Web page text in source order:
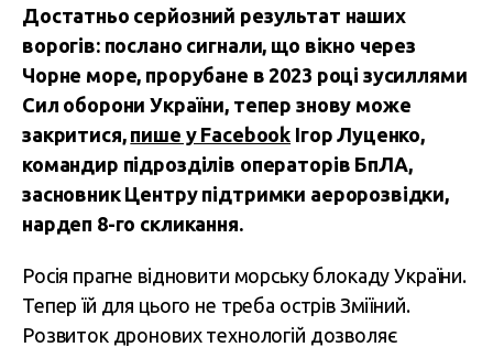
Достатньо серйозний результат наших
ворогів: послано сигнали, що вікно через
Чорне море, прорубане в 2023 році зусиллями
Сил оборони України, тепер знову може
закритися, пише у Facebook Ігор Луценко,
командир підрозділів операторів БпЛА,
засновник Центру підтримки аеророзвідки,
нардеп 8-го скликання.
Росія прагне відновити морську блокаду України.
Тепер їй для цього не треба острів Зміїний.
Розвиток дронових технологій дозволяє